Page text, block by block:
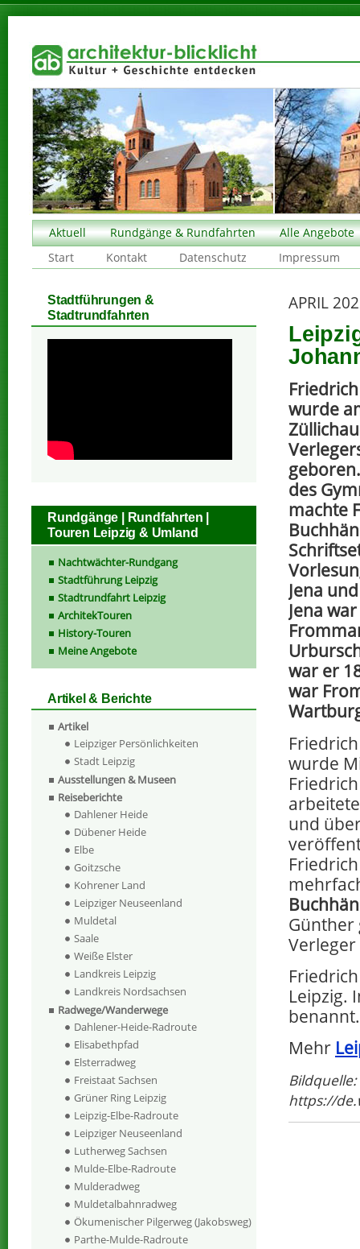
Aktuell Rundgänge & Rundfahrten
Alle Angebote
Start
Kontakt Datenschutz Impressum
APRIL
wurde
des
machte
Jena
Jena
war er
war
wurde
und
Günther
Leipzig.
benannt.
Mehr
Bildquelle:
https://
Stadtführungen &
Stadtrundfahrten
Rundgänge | Rundfahrten |
Touren Leipzig & Umland
Nachtwächter-Rundgang
Stadtführung Leipzig
Stadtrundfahrt Leipzig
ArchitekTouren
History-Touren
Meine Angebote
Artikel & Berichte
Artikel
Leipziger Persönlichkeiten
Stadt Leipzig
Ausstellungen & Museen
Reiseberichte
Dahlener Heide
Dübener Heide
Elbe
Goitzsche
Kohrener Land
Leipziger Neuseenland
Muldetal
Saale
Weiße Elster
Landkreis Leipzig
Landkreis Nordsachsen
Radwege/Wanderwege
Dahlener-Heide-Radroute
Elisabethpfad
Elsterradweg
Freistaat Sachsen
Grüner Ring Leipzig
Leipzig-Elbe-Radroute
Leipziger Neuseenland
Lutherweg Sachsen
Mulde-Elbe-Radroute
Mulderadweg
Muldetalbahnradweg
Ökumenischer Pilgerweg (Jakobsweg)
Parthe-Mulde-Radroute